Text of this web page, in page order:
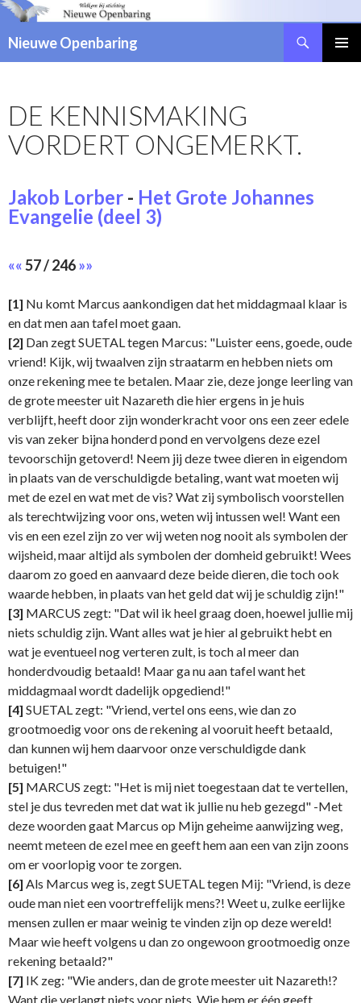
Nieuwe Openbaring
SPRINGEN
DE KENNISMAKING
VORDERT ONGEMERKT.
Jakob Lorber - Het Grote Johannes
Evangelie (deel 3)
««57 / 246»»
[1] Nu komt Marcus aankondigen dat het middagmaal klaar is
en dat men aan tafel moet gaan.
[2] Dan zegt SUETAL tegen Marcus: "Luister eens, goede, oude
vriend! Kijk, wij twaalven zijn straatarm en hebben niets om
onze rekening mee te betalen. Maar zie, deze jonge leerling van
de grote meester uit Nazareth die hier ergens in je huis
verblijft, heeft door zijn wonderkracht voor ons een zeer edele
vis van zeker bijna honderd pond en vervolgens deze ezel
tevoorschijn getoverd! Neem jij deze twee dieren in eigendom
in plaats van de verschuldigde betaling, want wat moeten wij
met de ezel en wat met de vis? Wat zij symbolisch voorstellen
als terechtwijzing voor ons, weten wij intussen wel! Want een
vis en een ezel zijn zo ver wij weten nog nooit als symbolen der
wijsheid, maar altijd als symbolen der domheid gebruikt! Wees
daarom zo goed en aanvaard deze beide dieren, die toch ook
waarde hebben, in plaats van het geld dat wij je schuldig zijn!"
[3] MARCUS zegt: "Dat wil ik heel graag doen, hoewel jullie mij
niets schuldig zijn. Want alles wat je hier al gebruikt hebt en
wat je eventueel nog verteren zult, is toch al meer dan
honderdvoudig betaald! Maar ga nu aan tafel want het
middagmaal wordt dadelijk opgediend!"
[4] SUETAL zegt: "Vriend, vertel ons eens, wie dan zo
grootmoedig voor ons de rekening al vooruit heeft betaald,
dan kunnen wij hem daarvoor onze verschuldigde dank
betuigen!"
[5] MARCUS zegt: "Het is mij niet toegestaan dat te vertellen,
stel je dus tevreden met dat wat ik jullie nu heb gezegd" -Met
deze woorden gaat Marcus op Mijn geheime aanwijzing weg,
neemt meteen de ezel mee en geeft hem aan een van zijn zoons
om er voorlopig voor te zorgen.
[6] Als Marcus weg is, zegt SUETAL tegen Mij: "Vriend, is deze
oude man niet een voortreffelijk mens?! Weet u, zulke eerlijke
mensen zullen er maar weinig te vinden zijn op deze wereld!
Maar wie heeft volgens u dan zo ongewoon grootmoedig onze
rekening betaald?"
[7] IK zeg: "Wie anders, dan de grote meester uit Nazareth!?
Want die verlangt niets voor niets. Wie hem er één geeft,